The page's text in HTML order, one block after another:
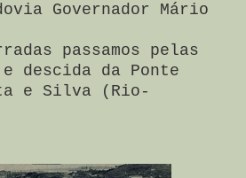
Governador Mário
passamos pelas
descida da Ponte
e Silva (Rio-